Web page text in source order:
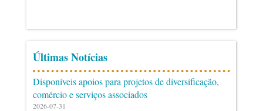
Últimas Notícias
Disponíveis apoios para projetos de diversificação,
comércio e serviços associados
2026-07-31